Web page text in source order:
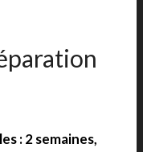
: 2 semaines,